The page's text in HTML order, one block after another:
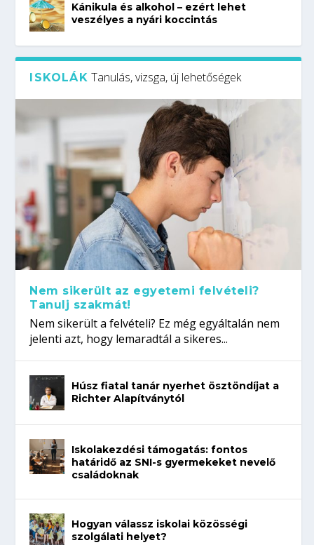
Kánikula és alkohol – ezért lehet
veszélyes a nyári koccintás
ISKOLÁK Tanulás, vizsga, új lehetőségek
Nem sikerült az egyetemi felvételi?
Tanulj szakmát!
Nem sikerült a felvételi? Ez még egyáltalán nem
jelenti azt, hogy lemaradtál a sikeres...
Húsz fiatal tanár nyerhet ösztöndíjat a
Richter Alapítványtól
Iskolakezdési támogatás: fontos
határidő az SNI-s gyermekeket nevelő
családoknak
Hogyan válassz iskolai közösségi
szolgálati helyet?